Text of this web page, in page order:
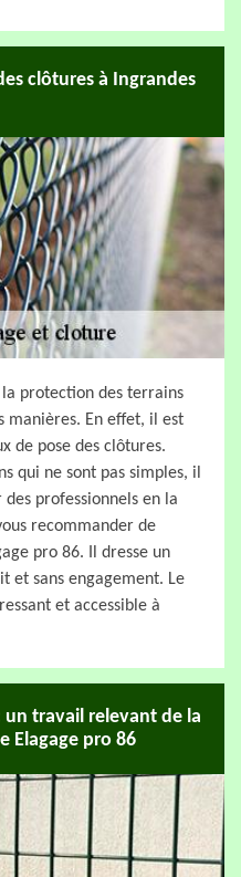
clôtures à Ingrandes
protection des terrains
manières. En effet, il est
de pose des clôtures.
qui ne sont pas simples, il
professionnels en la
recommander de
pro 86. Il dresse un
et sans engagement. Le
et accessible à
un travail relevant de la
Elagage pro 86